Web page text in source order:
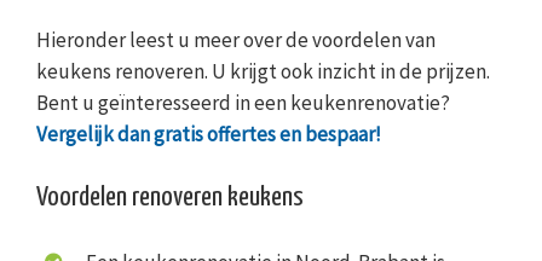
Hieronder leest u meer over de voordelen van
keukens renoveren. U krijgt ook inzicht in de prijzen.
Bent u geïnteresseerd in een keukenrenovatie?
Vergelijk dan gratis offertes en bespaar!
Voordelen renoveren keukens